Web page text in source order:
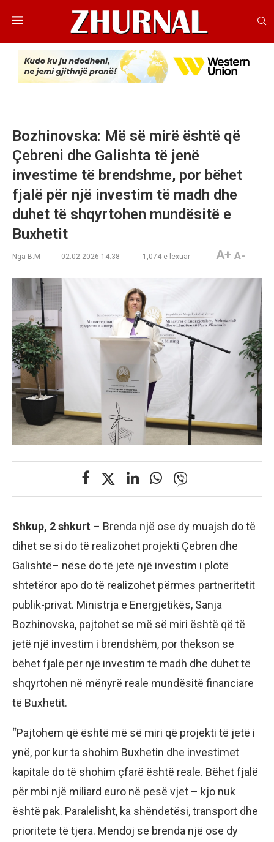
Bozhinovska: Më së mirë është që
Çebreni dhe Galishta të jenë
investime të brendshme, por bëhet
fjalë për një investim të madh dhe
duhet të shqyrtohen mundësitë e
Buxhetit
Nga B.M 02.02.2026 14:38 1,074 e lexuar A+ A-
Shkup, 2 shkurt – Brenda një ose dy muajsh do të
dihet se si do të realizohet projekti Çebren dhe
Galishtë– nëse do të jetë një investim i plotë
shtetëror apo do të realizohet përmes partneritetit
publik-privat. Ministrja e Energjetikës, Sanja
Bozhinovska, pajtohet se më së miri është që të
jetë një investim i brendshëm, por thekson se
bëhet fjalë për një investim të madh dhe duhet të
shqyrtohen në mënyrë reale mundësitë financiare
të Buxhetit.
“Pajtohem që është më së miri që projekti të jetë i
ynë, por kur ta shohim Buxhetin dhe investimet
kapitale do të shohim çfarë është reale. Bëhet fjalë
për mbi një miliard euro në pesë vjet – kjo nuk
është pak. Paralelisht, ka shëndetësi, transport dhe
prioritete të tjera. Mendoj se brenda një ose dy